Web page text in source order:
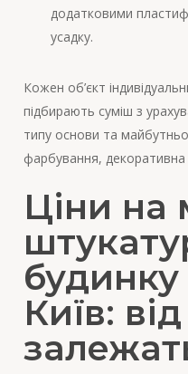
додатковими
усадку.
Кожен об’єкт
підбирають суміш з
типу основи та
фарбування,
Ціни
Київ: